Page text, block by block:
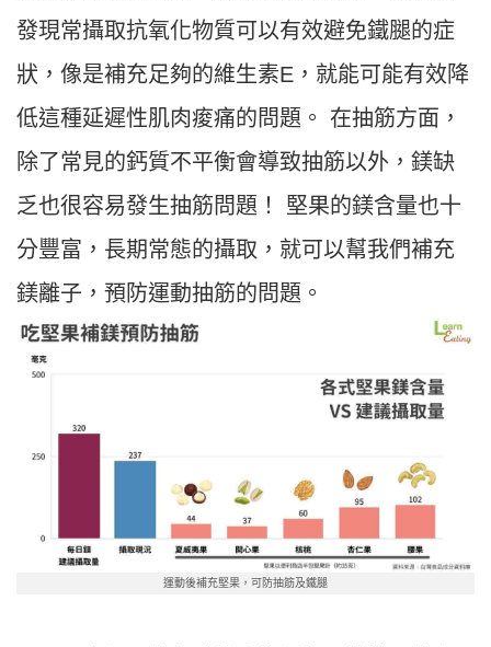
發現常攝取抗氧化物質可以有效避免鐵腿的症
狀，像是補充足夠的維生素E，就能可能有效降
低這種延遲性肌肉痠痛的問題。 在抽筋方面，
除了常見的鈣質不平衡會導致抽筋以外，鎂缺
乏也很容易發生抽筋問題！ 堅果的鎂含量也十
分豐富，長期常態的攝取，就可以幫我們補充
鎂離子，預防運動抽筋的問題。
運動後補充堅果，可防抽筋及鐵腿